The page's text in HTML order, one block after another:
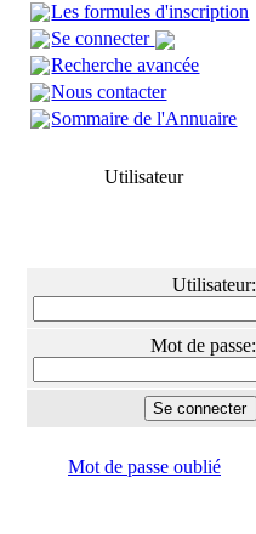
Les formules d'inscription
Se connecter
Recherche avancée
Nous contacter
Sommaire de l'Annuaire
Utilisateur
Utilisateur:
Mot de passe:
Mot de passe oublié